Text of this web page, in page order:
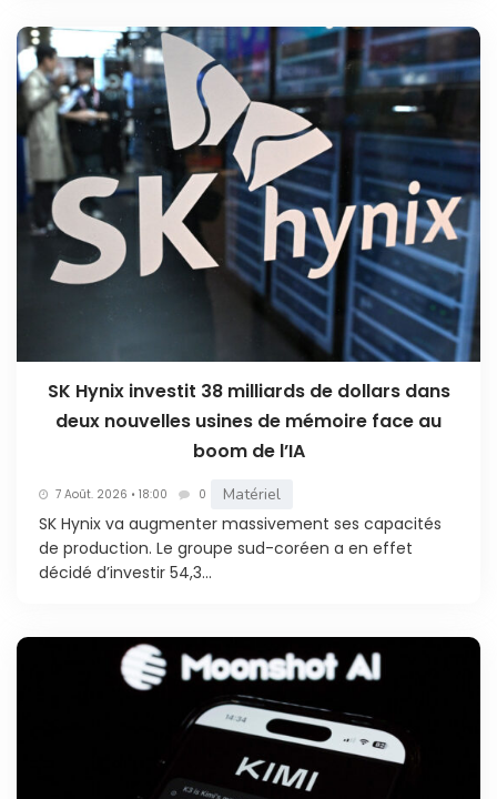
SK Hynix investit 38 milliards de dollars dans
deux nouvelles usines de mémoire face au
boom de l’IA
7 Août. 2026 • 18:00 0 Matériel
SK Hynix va augmenter massivement ses capacités
de production. Le groupe sud-coréen a en effet
décidé d’investir 54,3...